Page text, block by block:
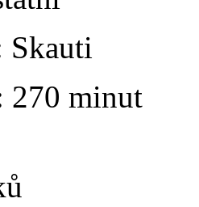
Skauti
270 minut